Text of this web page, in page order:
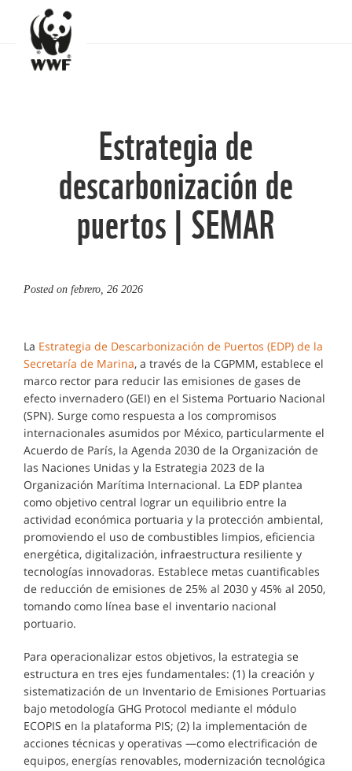
Estrategia de
descarbonización de
puertos | SEMAR
Posted on febrero, 26 2026
La Estrategia de Descarbonización de Puertos (EDP) de la
Secretaría de Marina, a través de la CGPMM, establece el
marco rector para reducir las emisiones de gases de
efecto invernadero (GEI) en el Sistema Portuario Nacional
(SPN). Surge como respuesta a los compromisos
internacionales asumidos por México, particularmente el
Acuerdo de París, la Agenda 2030 de la Organización de
las Naciones Unidas y la Estrategia 2023 de la
Organización Marítima Internacional. La EDP plantea
como objetivo central lograr un equilibrio entre la
actividad económica portuaria y la protección ambiental,
promoviendo el uso de combustibles limpios, eficiencia
energética, digitalización, infraestructura resiliente y
tecnologías innovadoras. Establece metas cuantificables
de reducción de emisiones de 25% al 2030 y 45% al 2050,
tomando como línea base el inventario nacional
portuario.
Para operacionalizar estos objetivos, la estrategia se
estructura en tres ejes fundamentales: (1) la creación y
sistematización de un Inventario de Emisiones Portuarias
bajo metodología GHG Protocol mediante el módulo
ECOPIS en la plataforma PIS; (2) la implementación de
acciones técnicas y operativas —como electrificación de
equipos, energías renovables, modernización tecnológica